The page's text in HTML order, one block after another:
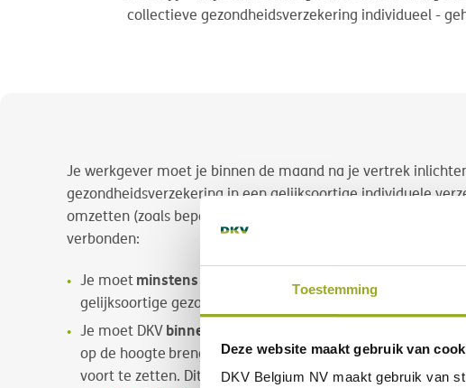
Toestemming
Deze website maakt gebruik van
DKV Belgium NV maakt gebruik van
collectieve gezondheidsverzekering individueel -
Je werkgever moet je binnen de maand na je vertrek
gezondheidsverzekering in een gelijksoortige individuele
omzetten (zoals bepaald in de Wet Verwilghen). Hieraan zijn
verbonden:
Je moetminstens twee jaar onafgebroken aangesloten
gelijksoortige gezondheidsverzekering (collectief of
Je moet DKVbinnen de 105 dagen
op de hoogte brengen van je wens om de overeenkomst op
voort te zetten. Dit kan makkelijk en snel via ons